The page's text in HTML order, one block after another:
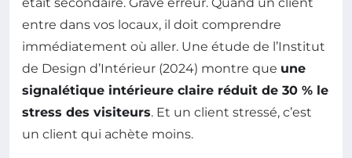
entre dans vos locaux, il doit comprendre
immédiatement où aller. Une étude de l’Institut
de Design d’Intérieur (2024) montre que une
signalétique intérieure claire réduit de 30 % le
stress des visiteurs. Et un client stressé, c’est
un client qui achète moins.